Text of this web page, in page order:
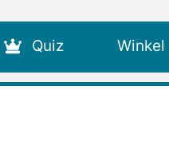
Quiz Winkel